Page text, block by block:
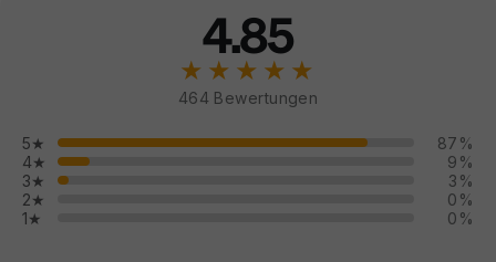
4.85
★★★★★
464 Bewertungen
5★
87%
4★
9%
3★
3%
2★
0%
1★
0%